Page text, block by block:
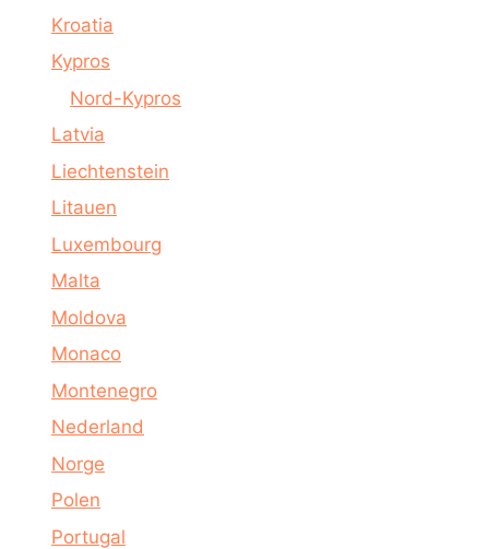
Kroatia
Kypros
Nord-Kypros
Latvia
Liechtenstein
Litauen
Luxembourg
Malta
Moldova
Monaco
Montenegro
Nederland
Norge
Polen
Portugal